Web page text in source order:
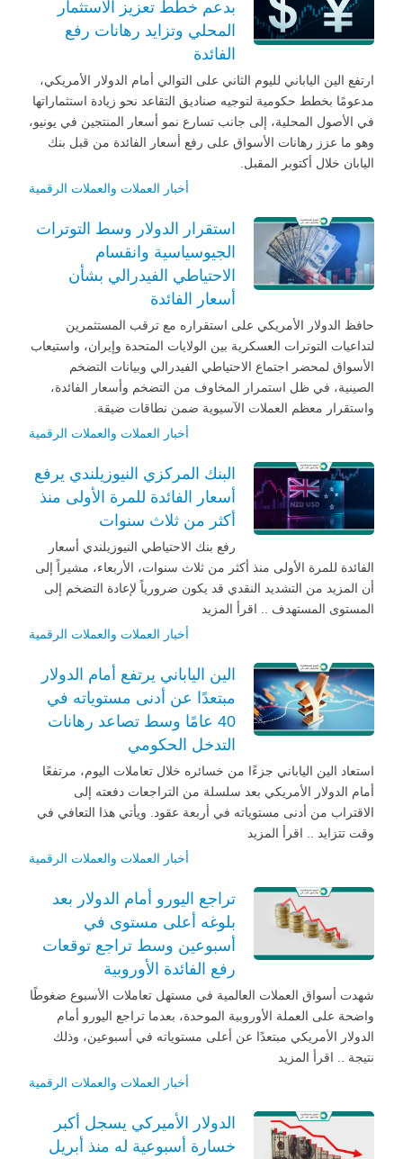
بدعم خطط تعزيز الاستثمار
المحلي وتزايد رهانات رفع
الفائدة
ارتفع الين الياباني لليوم الثاني على التوالي أمام الدولار الأمريكي،
مدعومًا بخطط حكومية لتوجيه صناديق التقاعد نحو زيادة استثماراتها
في الأصول المحلية، إلى جانب تسارع نمو أسعار المنتجين في يونيو،
وهو ما عزز رهانات الأسواق على رفع أسعار الفائدة من قبل بنك
اليابان خلال أكتوبر المقبل.
أخبار العملات والعملات الرقمية
استقرار الدولار وسط التوترات
الجيوسياسية وانقسام
الاحتياطي الفيدرالي بشأن
أسعار الفائدة
حافظ الدولار الأمريكي على استقراره مع ترقب المستثمرين
لتداعيات التوترات العسكرية بين الولايات المتحدة وإيران، واستيعاب
الأسواق لمحضر اجتماع الاحتياطي الفيدرالي وبيانات التضخم
الصينية، في ظل استمرار المخاوف من التضخم وأسعار الفائدة،
واستقرار معظم العملات الآسيوية ضمن نطاقات ضيقة.
أخبار العملات والعملات الرقمية
البنك المركزي النيوزيلندي يرفع
أسعار الفائدة للمرة الأولى منذ
أكثر من ثلاث سنوات
رفع بنك الاحتياطي النيوزيلندي أسعار
الفائدة للمرة الأولى منذ أكثر من ثلاث سنوات، الأربعاء، مشيراً إلى
أن المزيد من التشديد النقدي قد يكون ضرورياً لإعادة التضخم إلى
المستوى المستهدف .. اقرأ المزيد
أخبار العملات والعملات الرقمية
الين الياباني يرتفع أمام الدولار
مبتعدًا عن أدنى مستوياته في
40 عامًا وسط تصاعد رهانات
التدخل الحكومي
استعاد الين الياباني جزءًا من خسائره خلال تعاملات اليوم، مرتفعًا
أمام الدولار الأمريكي بعد سلسلة من التراجعات دفعته إلى
الاقتراب من أدنى مستوياته في أربعة عقود. ويأتي هذا التعافي في
وقت تتزايد .. اقرأ المزيد
أخبار العملات والعملات الرقمية
تراجع اليورو أمام الدولار بعد
بلوغه أعلى مستوى في
أسبوعين وسط تراجع توقعات
رفع الفائدة الأوروبية
شهدت أسواق العملات العالمية في مستهل تعاملات الأسبوع ضغوطًا
واضحة على العملة الأوروبية الموحدة، بعدما تراجع اليورو أمام
الدولار الأمريكي مبتعدًا عن أعلى مستوياته في أسبوعين، وذلك
نتيجة .. اقرأ المزيد
أخبار العملات والعملات الرقمية
الدولار الأميركي يسجل أكبر
خسارة أسبوعية له منذ أبريل